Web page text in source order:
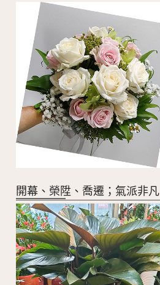
開幕、榮陞、喬遷；氣派非凡